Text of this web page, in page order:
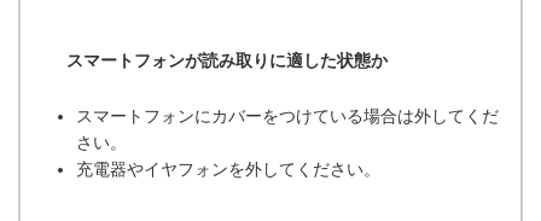
スマートフォンが読み取りに適した状態か
スマートフォンにカバーをつけている場合は外してくだ
さい。
充電器やイヤフォンを外してください。